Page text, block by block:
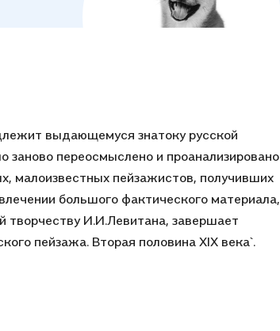
выдающемуся знатоку русской
переосмыслено и проанализировано
малоизвестных пейзажистов, получивших
большого фактического материала,
творчеству И.И.Левитана, завершает
пейзажа. Вторая половина XIX века`.